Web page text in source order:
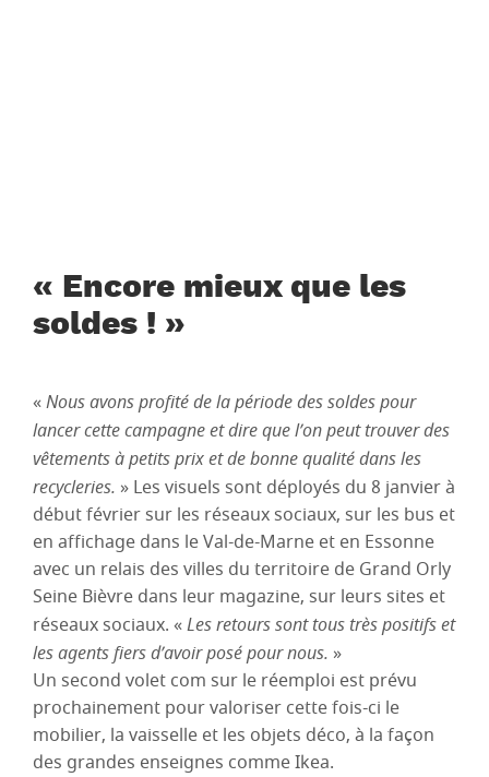
« Encore mieux que les
soldes ! »
«Nous avons profité de la période des soldes pour
lancer cette campagne et dire que l’on peut trouver des
vêtements à petits prix et de bonne qualité dans les
recycleries. » Les visuels sont déployés du 8 janvier à
début février sur les réseaux sociaux, sur les bus et
en affichage dans le Val-de-Marne et en Essonne
avec un relais des villes du territoire de Grand Orly
Seine Bièvre dans leur magazine, sur leurs sites et
réseaux sociaux. «Les retours sont tous très positifs et
les agents fiers d’avoir posé pour nous. »
Un second volet com sur le réemploi est prévu
prochainement pour valoriser cette fois-ci le
mobilier, la vaisselle et les objets déco, à la façon
des grandes enseignes comme Ikea.